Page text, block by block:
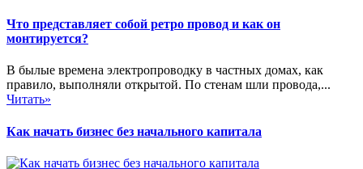
Что представляет собой ретро провод и как он
монтируется?
В былые времена электропроводку в частных домах, как
правило, выполняли открытой. По стенам шли провода,...
Читать»
Как начать бизнес без начального капитала